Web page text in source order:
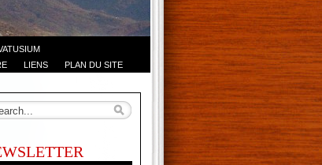
LIENS PLAN DU SITE